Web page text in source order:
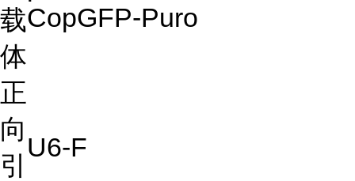
载
体
CopGFP-Puro
正
向
引
U6-F